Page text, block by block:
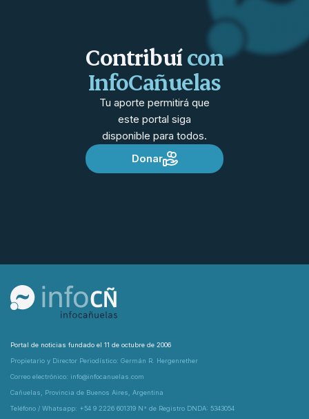
Contribuícon
InfoCañuelas
Tu aporte permitirá que
este portal siga
disponible para todos.
Donar
Portal de noticias fundado el 11 de octubre de 2006
Propietario y Director Periodístico: Germán R. Hergenrether
Correo electrónico: info@infocanuelas.com
Cañuelas, Provincia de Buenos Aires, Argentina
Teléfono / Whatsapp: +54 9 2226 601319 N° de Registro DNDA: 5343054